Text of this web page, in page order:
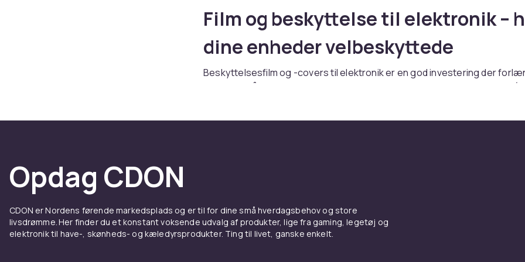
Film og beskyttelse til elektronik –
dine enheder velbeskyttede
Beskyttelsesfilm og -covers til elektronik er en god investering der
levetiden på dine enheder markant. Skærmbeskyttelse af hærdet glas
Fordele og brugsanvisning til
Opdag CDON
CDON er Nordens førende markedsplads og er til for dine små hverdagsbehov og store
livsdrømme. Her finder du et konstant voksende udvalg af produkter, lige fra gaming, legetøj og
elektronik til have-, skønheds- og kæledyrsprodukter. Ting til livet, ganske enkelt.